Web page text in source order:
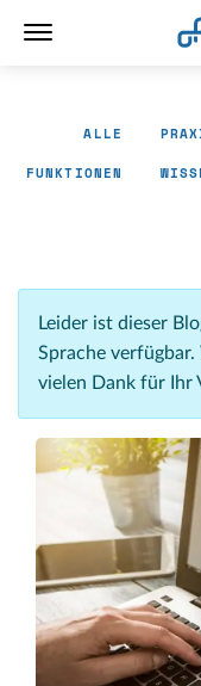
ALLE
FUNKTIONEN
Leider ist dieser
Sprache
vielen Dank für Ihr
Link in neuem Tab